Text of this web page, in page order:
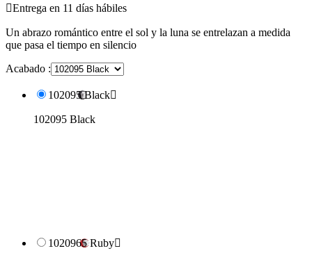
Entrega en 11 días hábiles
Un abrazo romántico entre el sol y la luna se entrelazan a medida
que pasa el tiempo en silencio
Acabado :
102095 Black
102095 Black
1020965 Ruby